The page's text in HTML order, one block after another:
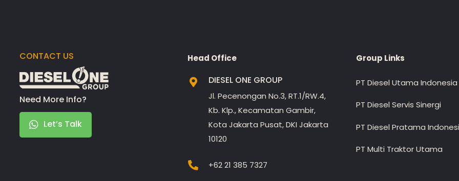
CONTACT US
Need More Info?
Let’s Talk
Head Office
DIESEL ONE GROUP
Jl. Pecenongan No.3, RT.1/RW.4,
Kb. Klp., Kecamatan Gambir,
Kota Jakarta Pusat, DKI Jakarta
10120
+62 21 385 7327
Group Links
PT Diesel Utama Indonesia
PT Diesel Servis Sinergi
PT Diesel Pratama
PT Multi Traktor Utama